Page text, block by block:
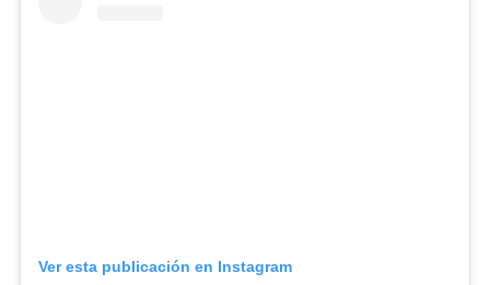
Ver esta publicación en Instagram